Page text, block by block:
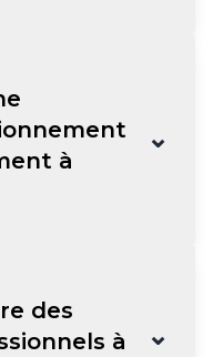
à
⌄
des
à
⌄